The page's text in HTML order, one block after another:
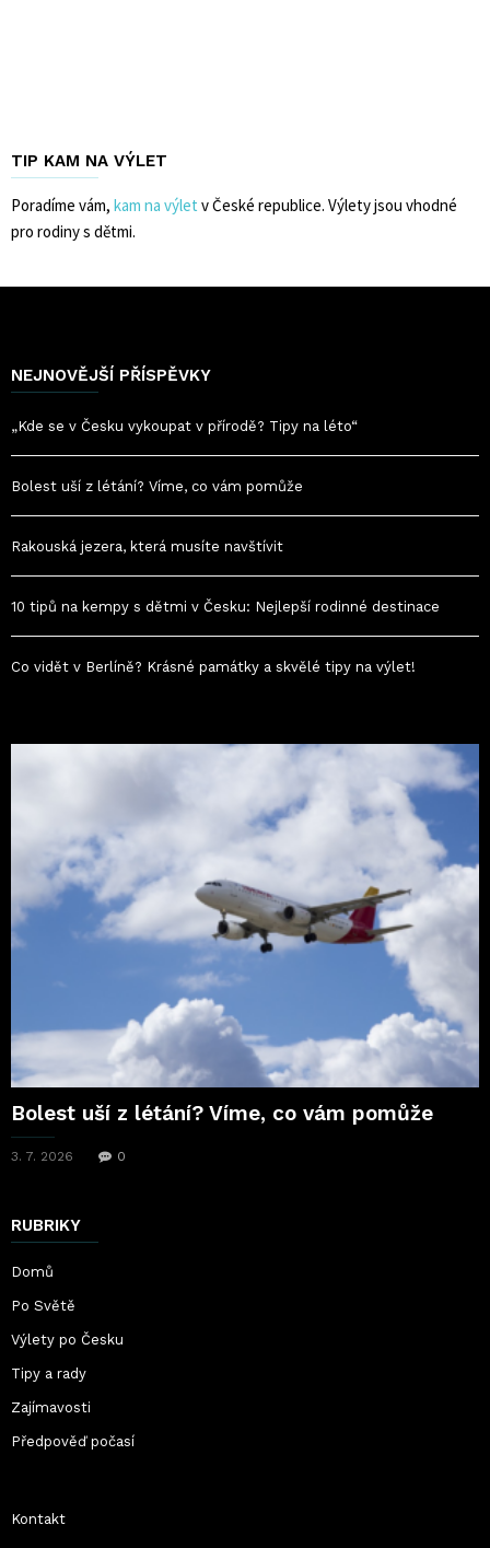
TIP KAM NA VÝLET
Poradíme vám, kam na výlet v České republice. Výlety jsou vhodné
pro rodiny s dětmi.
NEJNOVĚJŠÍ PŘÍSPĚVKY
„Kde se v Česku vykoupat v přírodě? Tipy na léto“
Bolest uší z létání? Víme, co vám pomůže
Rakouská jezera, která musíte navštívit
10 tipů na kempy s dětmi v Česku: Nejlepší rodinné destinace
Co vidět v Berlíně? Krásné památky a skvělé tipy na výlet!
Bolest uší z létání? Víme, co vám pomůže
3. 7. 2026 0
RUBRIKY
Domů
Po Světě
Výlety po Česku
Tipy a rady
Zajímavosti
Předpověď počasí
Kontakt